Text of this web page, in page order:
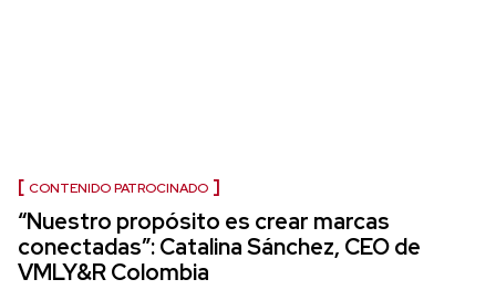
CONTENIDO PATROCINADO
“Nuestro propósito es crear marcas
conectadas”: Catalina Sánchez, CEO de
VMLY&R Colombia